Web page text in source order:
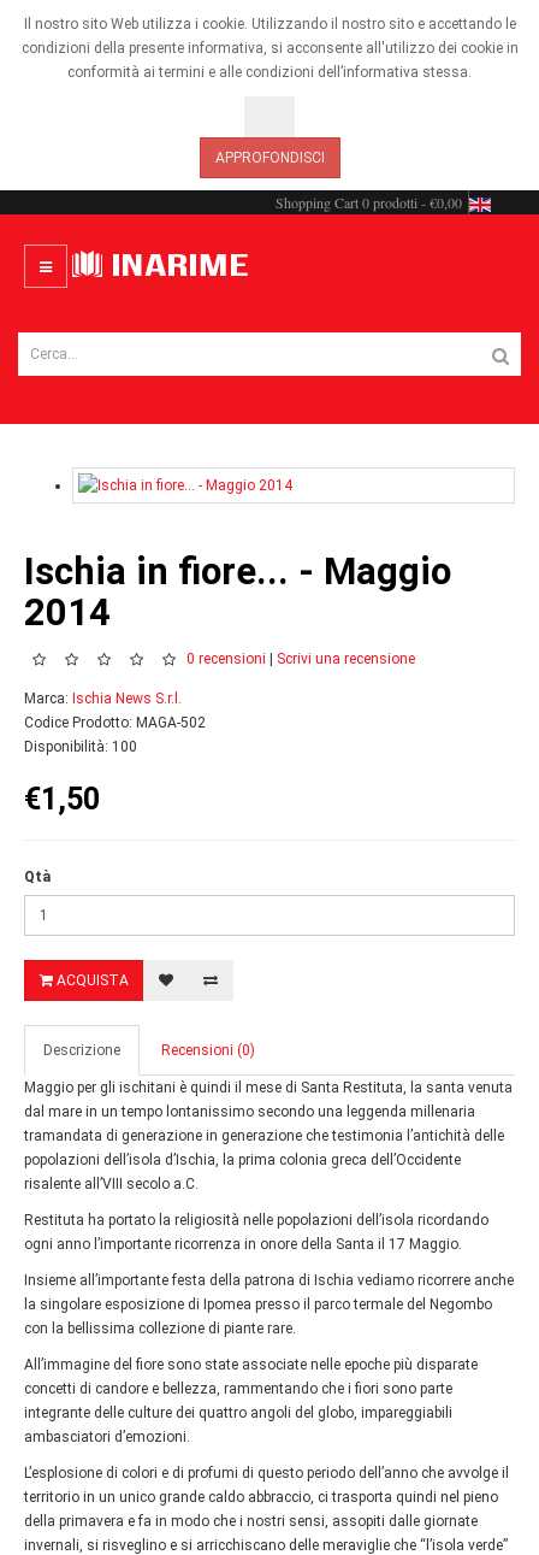
Il nostro sito Web utilizza i cookie. Utilizzando il nostro sito e accettando le
condizioni della presente informativa, si acconsente all'utilizzo dei cookie in
conformità ai termini e alle condizioni dell’informativa stessa.
APPROFONDISCI
Shopping Cart0 prodotti - €0,00
Ischia in fiore... - Maggio
2014
0 recensioni Scrivi una recensione
Marca: Ischia News S.r.l.
Codice Prodotto: MAGA-502
Disponibilità: 100
€1,50
Qtà
ACQUISTA
Descrizione Recensioni (0)
Maggio per gli ischitani è quindi il mese di Santa Restituta, la santa venuta
dal mare in un tempo lontanissimo secondo una leggenda millenaria
tramandata di generazione in generazione che testimonia l’antichità delle
popolazioni dell’isola d’Ischia, la prima colonia greca dell’Occidente
risalente all’VIII secolo a.C.
Restituta ha portato la religiosità nelle popolazioni dell’isola ricordando
ogni anno l’importante ricorrenza in onore della Santa il 17 Maggio.
Insieme all’importante festa della patrona di Ischia vediamo ricorrere anche
la singolare esposizione di Ipomea presso il parco termale del Negombo
con la bellissima collezione di piante rare.
All’immagine del fiore sono state associate nelle epoche più disparate
concetti di candore e bellezza, rammentando che i fiori sono parte
integrante delle culture dei quattro angoli del globo, impareggiabili
ambasciatori d’emozioni.
L’esplosione di colori e di profumi di questo periodo dell’anno che avvolge il
territorio in un unico grande caldo abbraccio, ci trasporta quindi nel pieno
della primavera e fa in modo che i nostri sensi, assopiti dalle giornate
invernali, si risveglino e si arricchiscano delle meraviglie che “l’isola verde”